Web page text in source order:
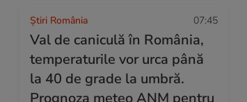
Știri România 07:45
Val de caniculă în România,
temperaturile vor urca până
la 40 de grade la umbră.
Prognoza meteo ANM pentru